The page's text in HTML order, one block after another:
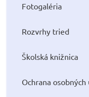
Fotogaléria
Rozvrhy tried
Školská knižnica
Ochrana osobných